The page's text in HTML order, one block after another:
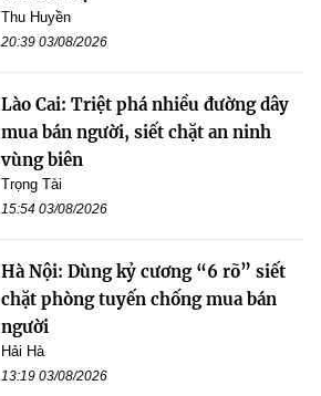
Thu Huyền
20:39 03/08/2026
Lào Cai: Triệt phá nhiều đường dây
mua bán người, siết chặt an ninh
vùng biên
Trọng Tài
15:54 03/08/2026
Hà Nội: Dùng kỷ cương “6 rõ” siết
chặt phòng tuyến chống mua bán
người
Hải Hà
13:19 03/08/2026